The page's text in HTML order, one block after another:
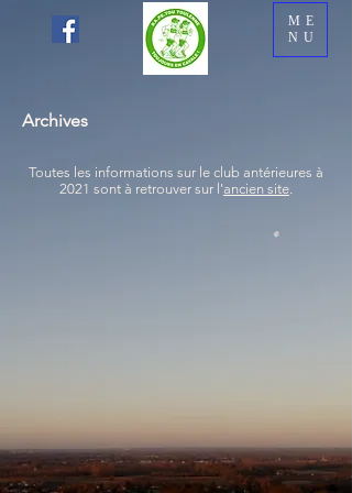
ME
NU
Archives
Toutes les informations sur le club antérieures à
2021 sont à retrouver sur l'ancien site.